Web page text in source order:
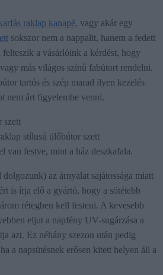
raklap kanapé, vagy akár egy
sokszor nem a nappalit, hanem a fedett
a vásárlóink a kérdést, hogy
más világos színű fabútort rendelni.
tartós és szép marad ilyen kezelés
nem árt figyelembe venni.
stílusú ülőbútor szett
van festve, mint a ház deszkafala.
az árnyalat sajátossága miatt
is írja elő a gyártó, hogy a sötétebb
rétegben kell festeni. A kevesebb
eljut a napfény UV-sugárzása a
azt. Ez néhány szezon után pedig
a napsütésnek erősen kitett helyen áll a